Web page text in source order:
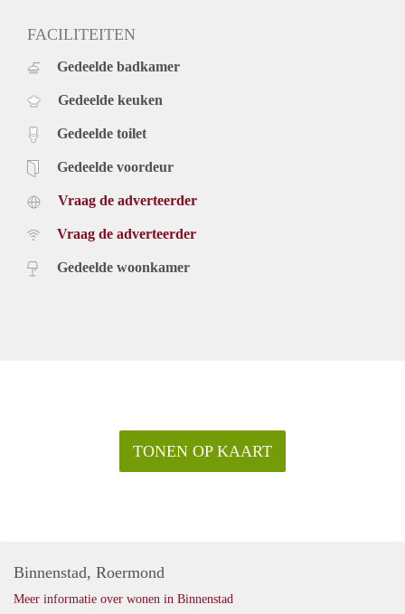
FACILITEITEN
Gedeelde badkamer
Gedeelde keuken
Gedeelde toilet
Gedeelde voordeur
Vraag de adverteerder
Vraag de adverteerder
Gedeelde woonkamer
TONEN OP KAART
Binnenstad, Roermond
Meer informatie over wonen in Binnenstad